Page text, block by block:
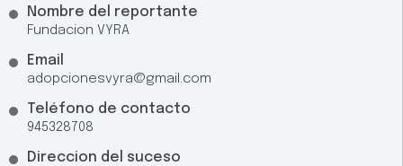
Nombre del reportante
Fundacion VYRA
Email
adopcionesvyra@gmail.com
Teléfono de contacto
945328708
Direccion del suceso